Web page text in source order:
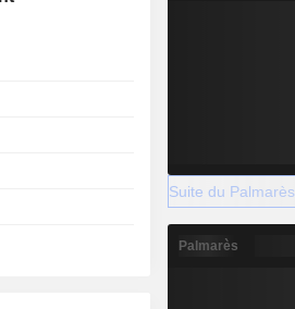
Suite du Palmarès
Palmarès